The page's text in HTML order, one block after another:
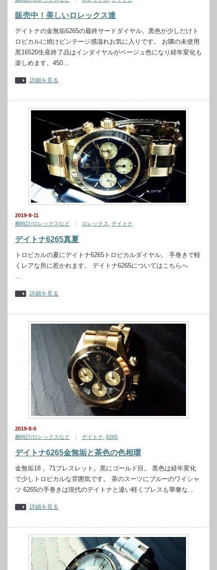
販売中！美しいロレックス達
デイトナの金無垢6265の最終サードダイヤル。黒色が少しだけト
ロピカルに焼けビンテージ感溢れお気に入りです。 お隣の未使用
黒16520生産終了品はインダイヤルがベージュ色になり経年変化も
楽しめます。450…
詳細を見る
2019-8-11
腕時計/ロレックスなど
ロレックス デイトナ
デイトナ6265真夏
トロピカルの夏にデイトナ6265トロピカルダイヤル。 手巻きで軽
くレアな所に惹かれます。 デイトナ6265についてはこちらへ
…
詳細を見る
2019-8-6
腕時計/ロレックスなど
デイトナ 6265
デイトナ6265金無垢と茶色の色相環
金無垢18 。71ブレスレット。黒にゴールド目。 黒色は経年変化
で少しトロピカルな雰囲気です。 茶のスーツにブルーのワイシャ
ツ 6265の手巻きは現代のデイトナと違い軽くブレスも華奢な…
詳細を見る